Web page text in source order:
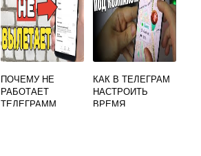
ПОЧЕМУ НЕ
РАБОТАЕТ
ТЕЛЕГРАММ
КАК В ТЕЛЕГРАМ
НАСТРОИТЬ
ВРЕМЯ